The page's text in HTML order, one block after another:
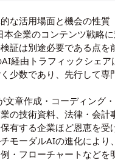
な活用場面と機会の性質
企業のコンテンツ戦略
証は別途必要である点を
経由トラフィックシェ
少数であり、先行して
文章作成・コーディング
の技術資料、法律・会
有する企業ほど恩恵を受
モーダルAIの進化により
・フローチャートなど